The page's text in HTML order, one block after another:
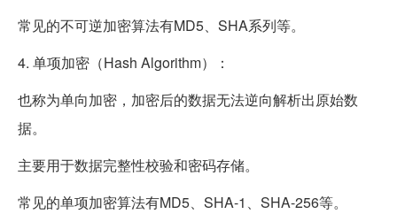
常见的不可逆加密算法有MD5、SHA系列等。
4. 单项加密（Hash Algorithm）：
也称为单向加密，加密后的数据无法逆向解析出原始数
据。
主要用于数据完整性校验和密码存储。
常见的单项加密算法有MD5、SHA-1、SHA-256等。